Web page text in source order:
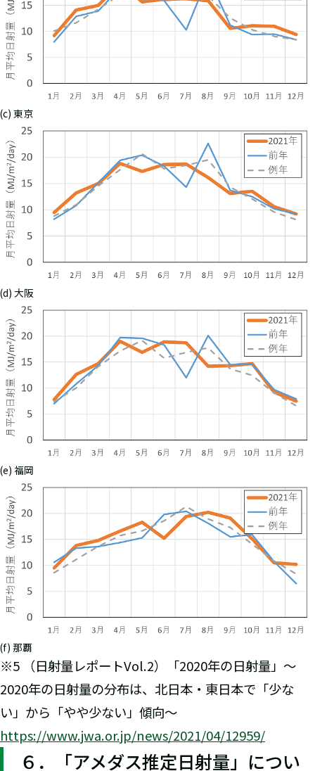
(c) 東京
(d) 大阪
(e) 福岡
(f) 那覇
※5 （日射量レポートVol.2）「2020年の日射量」～
2020年の日射量の分布は、北日本・東日本で「少な
い」から「やや少ない」傾向～
https://www.jwa.or.jp/news/2021/04/12959/
６．「アメダス推定日射量」につい